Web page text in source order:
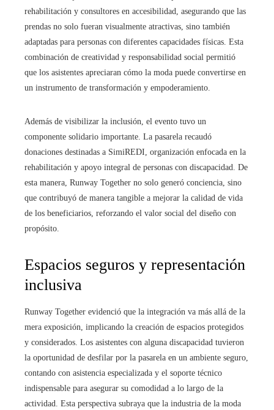
rehabilitación y consultores en accesibilidad, asegurando que las
prendas no solo fueran visualmente atractivas, sino también
adaptadas para personas con diferentes capacidades físicas. Esta
combinación de creatividad y responsabilidad social permitió
que los asistentes apreciaran cómo la moda puede convertirse en
un instrumento de transformación y empoderamiento.
Además de visibilizar la inclusión, el evento tuvo un
componente solidario importante. La pasarela recaudó
donaciones destinadas a SimiREDI, organización enfocada en la
rehabilitación y apoyo integral de personas con discapacidad. De
esta manera, Runway Together no solo generó conciencia, sino
que contribuyó de manera tangible a mejorar la calidad de vida
de los beneficiarios, reforzando el valor social del diseño con
propósito.
Espacios seguros y representación
inclusiva
Runway Together evidenció que la integración va más allá de la
mera exposición, implicando la creación de espacios protegidos
y considerados. Los asistentes con alguna discapacidad tuvieron
la oportunidad de desfilar por la pasarela en un ambiente seguro,
contando con asistencia especializada y el soporte técnico
indispensable para asegurar su comodidad a lo largo de la
actividad. Esta perspectiva subraya que la industria de la moda